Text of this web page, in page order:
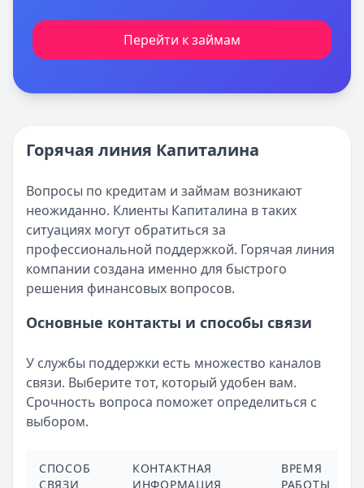
Перейти к займам
Горячая линия Капиталина
Вопросы по кредитам и займам возникают
неожиданно. Клиенты Капиталина в таких
ситуациях могут обратиться за
профессиональной поддержкой. Горячая линия
компании создана именно для быстрого
решения финансовых вопросов.
Основные контакты и способы связи
У службы поддержки есть множество каналов
связи. Выберите тот, который удобен вам.
Срочность вопроса поможет определиться с
выбором.
СПОСОБ
СВЯЗИ
КОНТАКТНАЯ
ИНФОРМАЦИЯ
ВРЕМЯ
РАБОТЫ